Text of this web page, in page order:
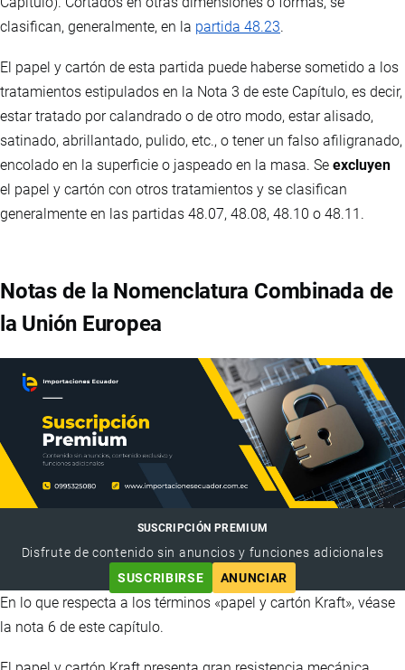
clasifican, generalmente, en la partida 48.23.
El papel y cartón de esta partida puede haberse sometido a los
tratamientos estipulados en la Nota 3 de este Capítulo, es decir,
estar tratado por calandrado o de otro modo, estar alisado,
satinado, abrillantado, pulido, etc., o tener un falso afiligranado,
encolado en la superficie o jaspeado en la masa. Se excluyen
el papel y cartón con otros tratamientos y se clasifican
generalmente en las partidas 48.07, 48.08, 48.10 o 48.11.
Notas de la Nomenclatura Combinada de
la Unión Europea
SUSCRIPCIÓN PREMIUM
Disfrute de contenido sin anuncios y funciones adicionales
SUSCRIBIRSE
ANUNCIAR
En lo que respecta a los términos «papel y cartón Kraft», véase
la nota 6 de este capítulo.